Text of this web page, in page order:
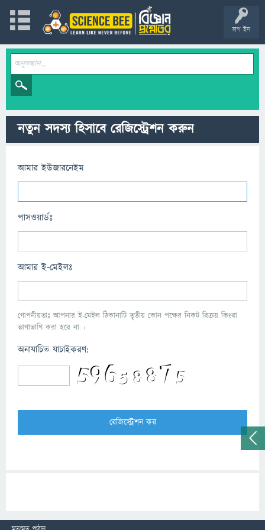
লগ ইন
নতুন সদস্য হিসাবে রেজিস্ট্রেশন করুন
আমার ইউজারনেইম
পাসওয়ার্ডঃ
আমার ই-মেইলঃ
গোপনীয়তাঃ আপনার ই-মেইল ঠিকানাটি তৃতীয় কোন পক্ষের নিকট বিক্রয় কিংবা
ভাগাভাগি করা হবে না ।
অনাযাচিত যাচাইকরণ: